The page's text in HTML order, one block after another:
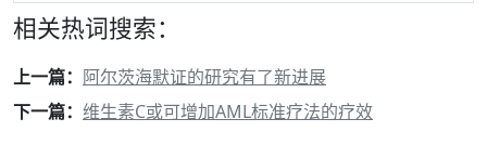
相关热词搜索：
上一篇： 阿尔茨海默证的研究有了新进展
下一篇： 维生素C或可增加AML标准疗法的疗效